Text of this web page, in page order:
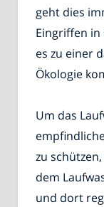
geht dies
Eingriffen
es zu einer
Ökologie
Um das
zu
dem
und dort